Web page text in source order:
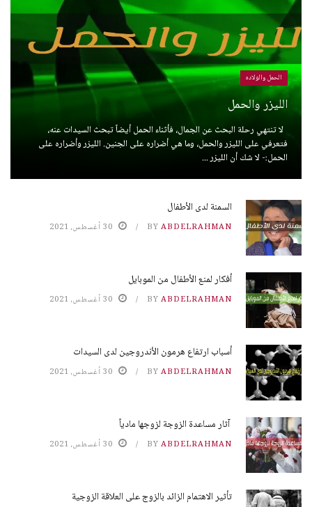
الحمل والولاده
الليزر والحمل
لا تنتهي رحلة البحث عن الجمال، فأثناء الحمل أيضاً تبحث السيدات عنه،
فتعرفي على الليزر والحمل، وما هي أضراره على الجنين. الليزر وأضراره على
الحمل:- لا شك أن الليزر ...
السمنة لدى الأطفال
BY ABDELRAHMAN 30 أغسطس، 2021
أفكار لمنع الأطفال من الموبايل
BY ABDELRAHMAN 30 أغسطس، 2021
أسباب ارتفاع هرمون الأندروجين لدى السيدات
BY ABDELRAHMAN 30 أغسطس، 2021
آثار مساعدة الزوجة لزوجها مادياً
BY ABDELRAHMAN 30 أغسطس، 2021
تأثير الاهتمام الزائد بالزوج على العلاقة الزوجية